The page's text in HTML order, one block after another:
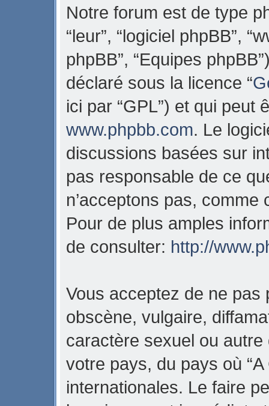
Notre forum est de type
“leur”, “logiciel phpBB”,
phpBB”, “Equipes
déclaré sous la licence “
ici par “GPL”) et qui peut
www.phpbb.com. Le
discussions basées sur
pas responsable de ce
n’acceptons pas,
Pour de plus amples
de consulter: http://
Vous acceptez de ne pas
obscène, vulgaire,
caractère sexuel ou
votre pays, du pays où
internationales. Le faire